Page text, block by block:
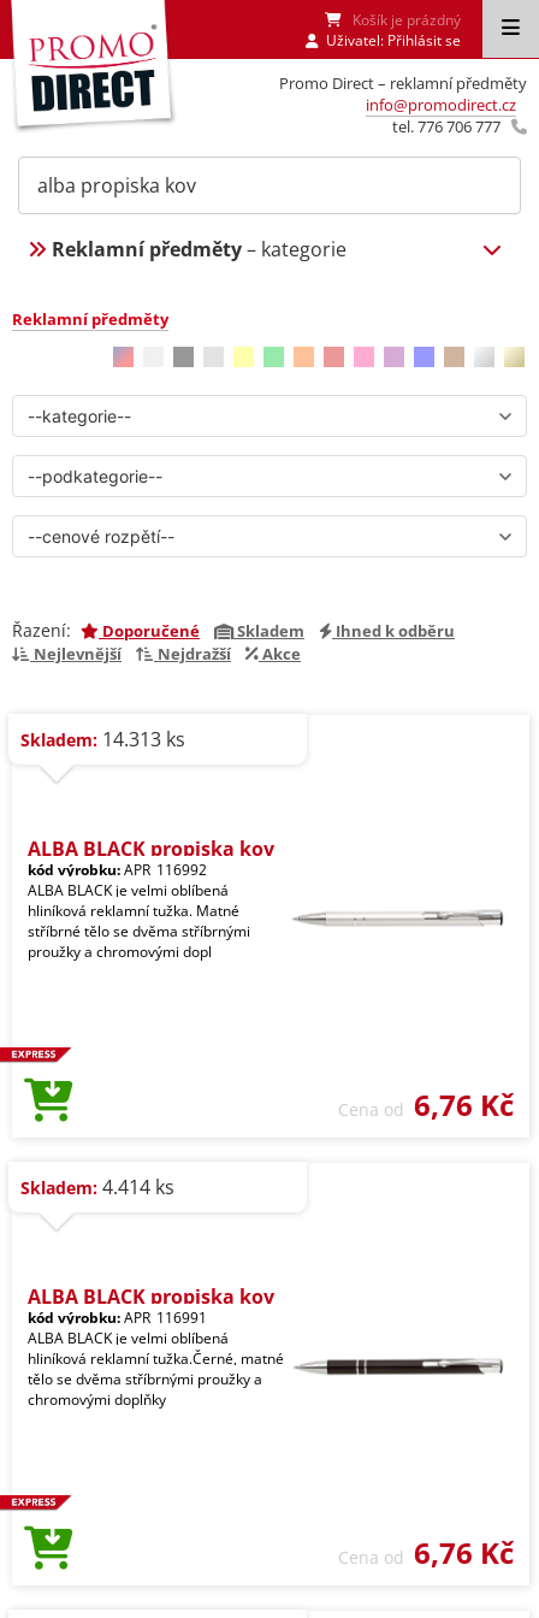
Promo Direct – reklamní předměty
info@promodirect.cz
tel. 776 706 777
Košík je prázdný
Uživatel: Přihlásit se
Reklamní předměty– kategorie
Reklamní předměty
Řazení: Doporučené Skladem
Ihned k odběru
Nejlevnější
Nejdražší Akce
Skladem: 14.313 ks
ALBA BLACK propiska kov
kód výrobku:APR_116992
ALBA BLACK je velmi oblíbená
hliníková reklamní tužka. Matné
stříbrné tělo se dvěma stříbrnými
proužky a chromovými dopl
Cena od 6,76 Kč
Skladem: 4.414 ks
ALBA BLACK propiska kov
kód výrobku:APR_116991
ALBA BLACK je velmi oblíbená
hliníková reklamní tužka.Černé, matné
tělo se dvěma stříbrnými proužky a
chromovými doplňky
Cena od 6,76 Kč